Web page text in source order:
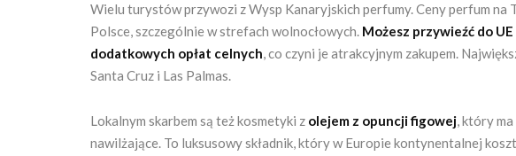
Wielu turystów przywozi z Wysp Kanaryjskich perfumy. Ceny perfum na
Polsce, szczególnie w strefach wolnocłowych. Możesz przywieźć do
dodatkowych opłat celnych, co czyni je atrakcyjnym zakupem.
Santa Cruz i Las Palmas.
Lokalnym skarbem są też kosmetyki z olejem z opuncji figowej, który
nawilżające. To luksusowy składnik, który w Europie kontynentalnej